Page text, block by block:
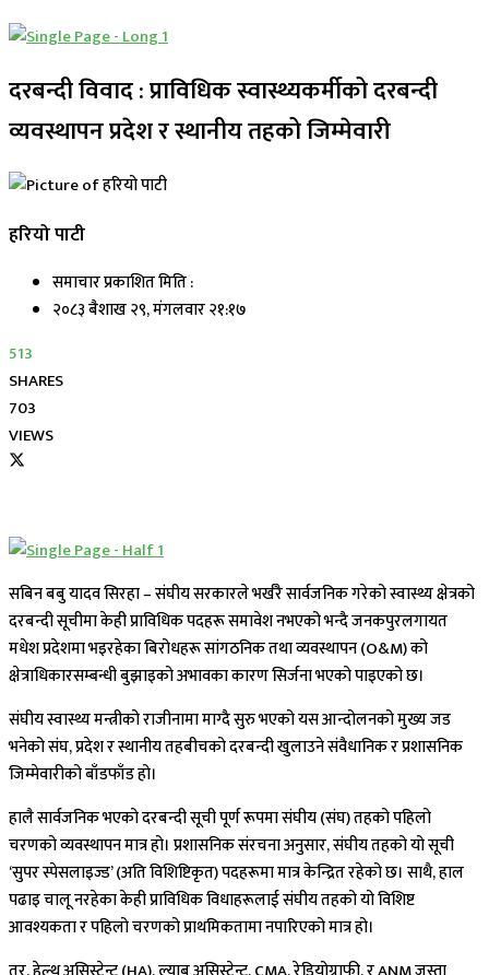
दरबन्दी विवाद : प्राविधिक स्वास्थ्यकर्मीको दरबन्दी
व्यवस्थापन प्रदेश र स्थानीय तहको जिम्मेवारी
हरियो पाटी
समाचार प्रकाशित मिति :
२०८३ बैशाख २९, मंगलवार २१:१७
513
SHARES
703
VIEWS
सबिन बबु यादव सिरहा – संघीय सरकारले भर्खरै सार्वजनिक गरेको स्वास्थ्य क्षेत्रको
दरबन्दी सूचीमा केही प्राविधिक पदहरू समावेश नभएको भन्दै जनकपुरलगायत
मधेश प्रदेशमा भइरहेका बिरोधहरू सांगठनिक तथा व्यवस्थापन (O&M) को
क्षेत्राधिकारसम्बन्धी बुझाइको अभावका कारण सिर्जना भएको पाइएको छ।
संघीय स्वास्थ्य मन्त्रीको राजीनामा माग्दै सुरु भएको यस आन्दोलनको मुख्य जड
भनेको संघ, प्रदेश र स्थानीय तहबीचको दरबन्दी खुलाउने संवैधानिक र प्रशासनिक
जिम्मेवारीको बाँडफाँड हो।
हालै सार्वजनिक भएको दरबन्दी सूची पूर्ण रूपमा संघीय (संघ) तहको पहिलो
चरणको व्यवस्थापन मात्र हो। प्रशासनिक संरचना अनुसार, संघीय तहको यो सूची
‘सुपर स्पेसलाइज्ड’ (अति विशिष्टिकृत) पदहरूमा मात्र केन्द्रित रहेको छ। साथै, हाल
पढाइ चालू नरहेका केही प्राविधिक विधाहरूलाई संघीय तहको यो विशिष्ट
आवश्यकता र पहिलो चरणको प्राथमिकतामा नपारिएको मात्र हो।